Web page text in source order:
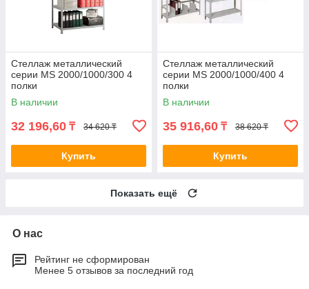
Стеллаж металлический
серии MS 2000/1000/300 4
полки
В наличии
32 196,60 ₸ 34 620 ₸
Купить
Стеллаж металлический
серии MS 2000/1000/400 4
полки
В наличии
35 916,60 ₸ 38 620 ₸
Купить
Показать ещё
О нас
Рейтинг не сформирован
Менее 5 отзывов за последний год